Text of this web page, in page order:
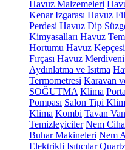
Havuz Malzemeleri
Kenar Izgarası Havuz
Perdesi Havuz Dip
Kimyasalları Havuz
Hortumu Havuz Kepçesi
Fırçası Havuz Merdiveni
Aydınlatma ve Isıtma
Termometresi Karavan
SOĞUTMA Klima
Pompası Salon Tipi
Klima Kombi Tavan
Temizleyiciler Nem
Buhar Makineleri Nem
Elektrikli Isıtıcılar Quartz